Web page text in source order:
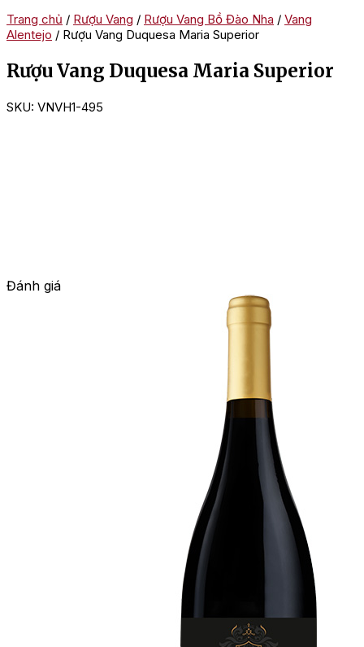
Trang chủ / Rượu Vang / Rượu Vang Bồ Đào Nha / Vang
Alentejo / Rượu Vang Duquesa Maria Superior
Rượu Vang Duquesa Maria Superior
SKU: VNVH1-495
Đánh giá